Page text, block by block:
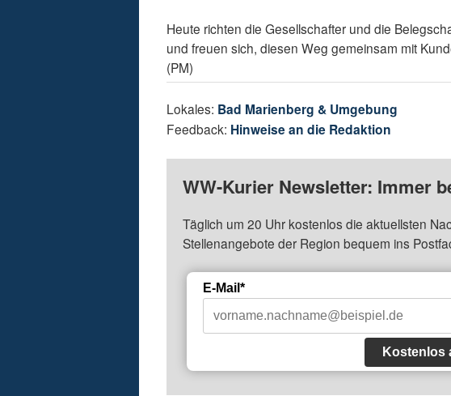
Heute richten die Gesellschafter und die
und freuen sich, diesen Weg gemeinsam mit
(PM)
Lokales: Bad Marienberg & Umgebung
Feedback: Hinweise an die Redaktion
WW-Kurier Newsletter: Immer
Täglich um 20 Uhr kostenlos die aktuellsten
Stellenangebote der Region bequem ins
E-Mail*
Kostenlos